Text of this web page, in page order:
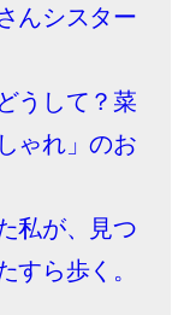
んシスター
うして？菜
ゃれ」のお
私が、見つ
すら歩く。